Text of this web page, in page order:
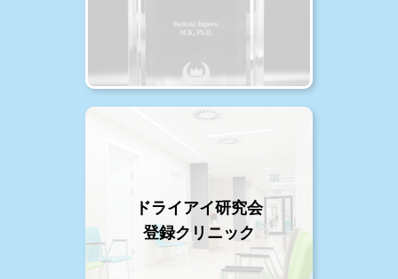
ドライアイ研究会
登録クリニック